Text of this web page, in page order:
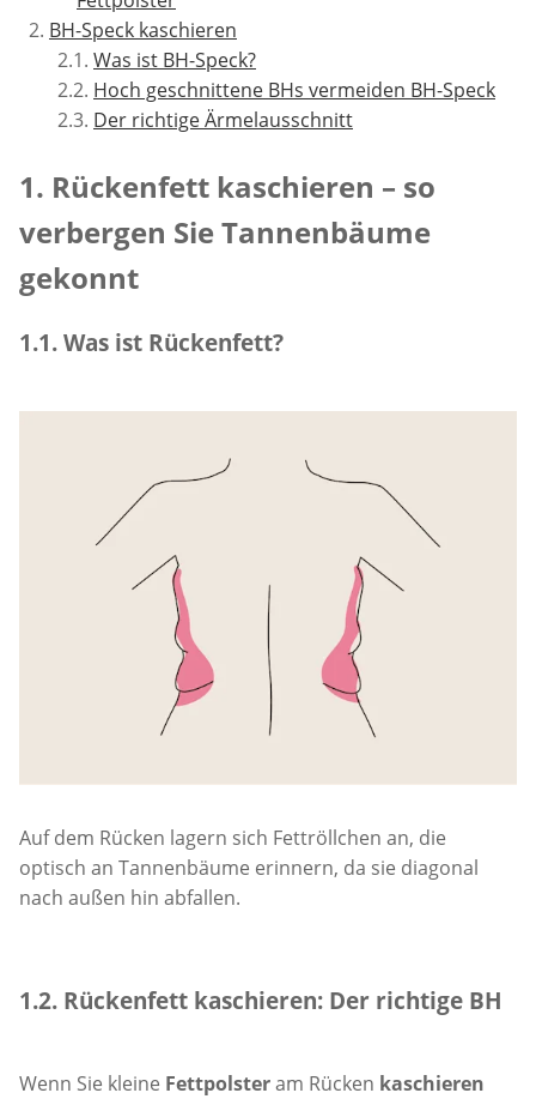
BH-Speck kaschieren
Was ist BH-Speck?
Hoch geschnittene BHs vermeiden BH-Speck
Der richtige Ärmelausschnitt
1. Rückenfett kaschieren – so
verbergen Sie Tannenbäume
gekonnt
1.1. Was ist Rückenfett?
Auf dem Rücken lagern sich Fettröllchen an, die
optisch an Tannenbäume erinnern, da sie diagonal
nach außen hin abfallen.
1.2. Rückenfett kaschieren: Der richtige BH
Wenn Sie kleine Fettpolsteram Rücken kaschieren